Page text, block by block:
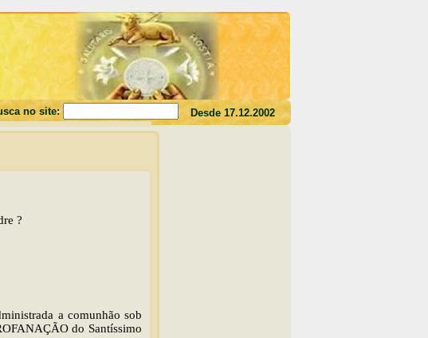
e não beberdes o seu sangue, não tereis a vida em vós"(Jo 6,53)
no site: Desde 17.12.2002
?
a comunhão sob
do Santíssimo